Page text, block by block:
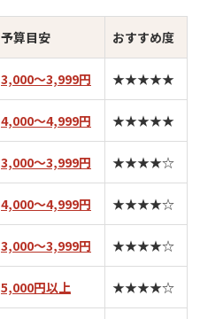
予算目安 おすすめ度
3,000～3,999円 ★★★★★
4,000～4,999円 ★★★★★
3,000～3,999円 ★★★★☆
4,000～4,999円 ★★★★☆
3,000～3,999円 ★★★★☆
5,000円以上 ★★★★☆